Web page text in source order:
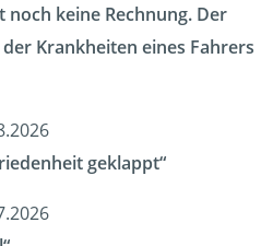
keine Rechnung. Der
Krankheiten eines Fahrers
geklappt